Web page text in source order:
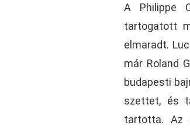
A Philippe
tartogatott
elmaradt.
már Roland
budapesti
szettet, és
tartotta. Az